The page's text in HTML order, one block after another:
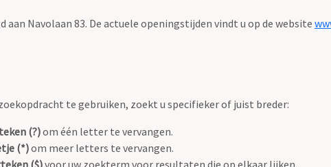
Navolaan 83. De actuele openingstijden vindt u op de website
te gebruiken, zoekt u specifieker of juist breder:
(?)om één letter te vervangen.
(*)om meer letters te vervangen.